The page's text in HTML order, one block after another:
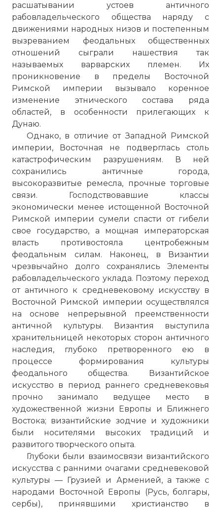
расшатывании устоев античного
рабовладельческого общества наряду с
движениями народных низов и постепенным
вызреванием феодальных общественных
отношений сыграли нашествия так
называемых варварских племен. Их
проникновение в пределы Восточной
Римской империи вызывало коренное
изменение этнического состава ряда
областей, в особенности прилегающих к
Дунаю.
Однако, в отличие от Западной Римской
империи, Восточная не подверглась столь
катастрофическим разрушениям. В ней
сохранились античные города,
высокоразвитые ремесла, прочные торговые
связи. Господствовавшие классы
экономически менее истощенной Восточной
Римской империи сумели спасти от гибели
свое государство, а мощная императорская
власть противостояла центробежным
феодальным силам. Наконец, в Византии
чрезвычайно долго сохранялись Элементы
рабовладельческого уклада. Поэтому переход
от античного к средневековому искусству в
Восточной Римской империи осуществлялся
на основе непрерывной преемственности
античной культуры. Византия выступила
хранительницей некоторых сторон античного
наследия, глубоко претворенного ею в
процессе формирования культуры
феодального общества. Византийское
искусство в период раннего средневековья
прочно занимало ведущее место в
художественной жизни Европы и Ближнего
Востока; византийские зодчие и художники
были носителями высоких традиций и
развитого творческого опыта.
Глубоки были взаимосвязи византийского
искусства с ранними очагами средневековой
культуры — Грузией и Арменией, а также с
народами Восточной Европы (Русь, болгары,
сербы), принявшими христианство в